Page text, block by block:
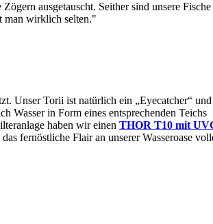
ausgetauscht. Seither sind unsere Fische
man wirklich selten."
Unser Torii ist natürlich ein „Eyecatcher“
Wasser in Form eines entsprechenden Teichs
haben wir einen THOR T10 mit
fernöstliche Flair an unserer Wasseroase